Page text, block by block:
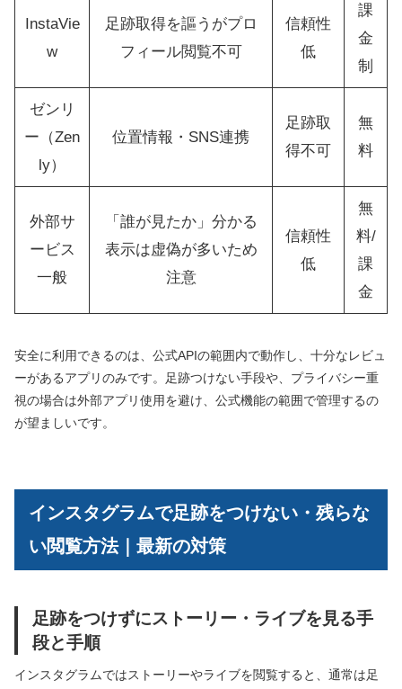
InstaVie
w
足跡取得を謳うがプロ
フィール閲覧不可
信頼性
低
課
金
制
ゼンリ
ー（Zen
ly）
位置情報・SNS連携
足跡取
得不可
無
料
外部サ
ービス
一般
「誰が見たか」分かる
表示は虚偽が多いため
注意
信頼性
低
無
料/
課
金
安全に利用できるのは、公式APIの範囲内で動作し、十分なレビュ
ーがあるアプリのみです。足跡つけない手段や、プライバシー重
視の場合は外部アプリ使用を避け、公式機能の範囲で管理するの
が望ましいです。
インスタグラムで足跡をつけない・残らな
い閲覧方法｜最新の対策
足跡をつけずにストーリー・ライブを見る手
段と手順
インスタグラムではストーリーやライブを閲覧すると、通常は足